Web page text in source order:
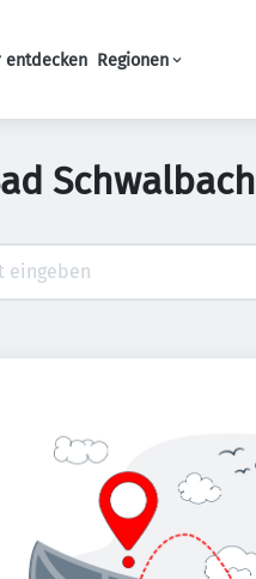
entdecken Regionen
Schwalbach